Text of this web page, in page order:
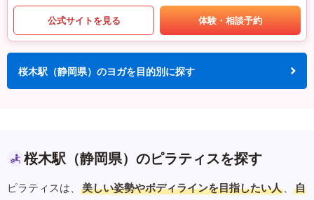
公式サイトを見る 体験・相談予約
桜木駅（静岡県）のヨガを目的別に探す
桜木駅（静岡県）のピラティスを探す
ピラティスは、 美しい姿勢やボディラインを目指したい人 、
自